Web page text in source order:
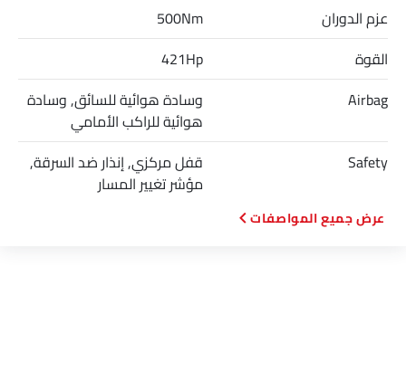
عزم الدوران
500Nm
القوة
421Hp
Airbag
وسادة هوائية للسائق, وسادة
هوائية للراكب الأمامي
Safety
قفل مركزي, إنذار ضد السرقة,
مؤشر تغيير المسار
المواصفات